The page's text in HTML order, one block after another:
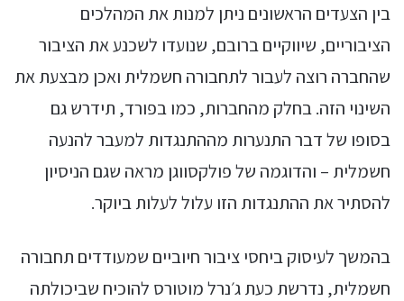
בין הצעדים הראשונים ניתן למנות את המהלכים
הציבוריים, שיווקיים ברובם, שנועדו לשכנע את הציבור
שהחברה רוצה לעבור לתחבורה חשמלית ואכן מבצעת את
השינוי הזה. בחלק מהחברות, כמו בפורד, תידרש גם
בסופו של דבר התנערות מההתנגדות למעבר להנעה
חשמלית – והדוגמה של פולקסווגן מראה שגם הניסיון
להסתיר את ההתנגדות הזו עלול לעלות ביוקר.
בהמשך לעיסוק ביחסי ציבור חיוביים שמעודדים תחבורה
חשמלית, נדרשת כעת ג׳נרל מוטורס להוכיח שביכולתה